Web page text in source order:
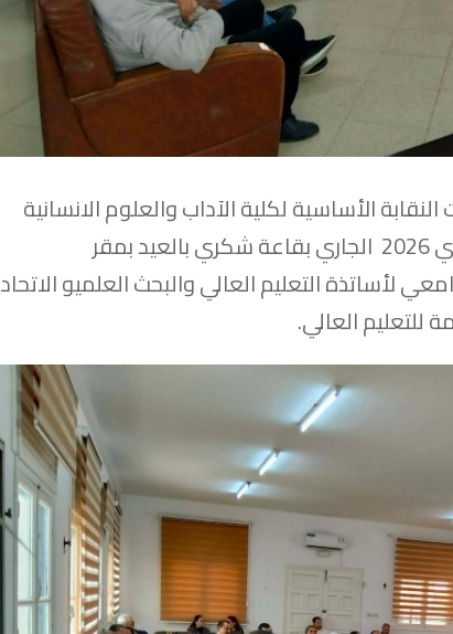
الأساسية لكلية الآداب والعلوم الانسانية
بسوسة اجتماعا عاما يوم الأربعاء 6 ماي 2026 الجاري بقاعة شكري بالعيد بمقر
لأساتذة التعليم العالي والبحث العلميو الاتحاد
العالي.